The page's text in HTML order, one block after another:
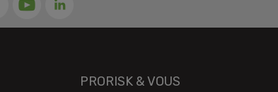
PRORISK & VOUS